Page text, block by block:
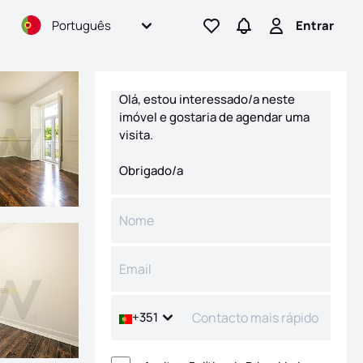
Português Ir para os favoritos
Ir para pesquisas
Entrar
Entrar
+351